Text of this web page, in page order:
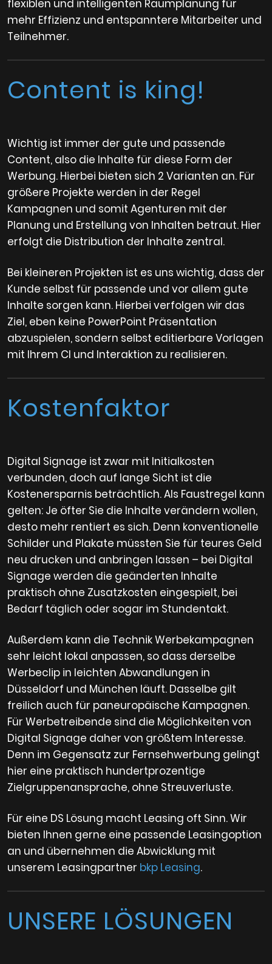
flexiblen und intelligenten Raumplanung für
mehr Effizienz und entspanntere Mitarbeiter und
Teilnehmer.
Content is king!
Wichtig ist immer der gute und passende
Content, also die Inhalte für diese Form der
Werbung. Hierbei bieten sich 2 Varianten an. Für
größere Projekte werden in der Regel
Kampagnen und somit Agenturen mit der
Planung und Erstellung von Inhalten betraut. Hier
erfolgt die Distribution der Inhalte zentral.
Bei kleineren Projekten ist es uns wichtig, dass der
Kunde selbst für passende und vor allem gute
Inhalte sorgen kann. Hierbei verfolgen wir das
Ziel, eben keine PowerPoint Präsentation
abzuspielen, sondern selbst editierbare Vorlagen
mit Ihrem CI und Interaktion zu realisieren.
Kostenfaktor
Digital Signage ist zwar mit Initialkosten
verbunden, doch auf lange Sicht ist die
Kostenersparnis beträchtlich. Als Faustregel kann
gelten: Je öfter Sie die Inhalte verändern wollen,
desto mehr rentiert es sich. Denn konventionelle
Schilder und Plakate müssten Sie für teures Geld
neu drucken und anbringen lassen – bei Digital
Signage werden die geänderten Inhalte
praktisch ohne Zusatzkosten eingespielt, bei
Bedarf täglich oder sogar im Stundentakt.
Außerdem kann die Technik Werbekampagnen
sehr leicht lokal anpassen, so dass derselbe
Werbeclip in leichten Abwandlungen in
Düsseldorf und München läuft. Dasselbe gilt
freilich auch für paneuropäische Kampagnen.
Für Werbetreibende sind die Möglichkeiten von
Digital Signage daher von größtem Interesse.
Denn im Gegensatz zur Fernsehwerbung gelingt
hier eine praktisch hundertprozentige
Zielgruppenansprache, ohne Streuverluste.
Für eine DS Lösung macht Leasing oft Sinn. Wir
bieten Ihnen gerne eine passende Leasingoption
an und übernehmen die Abwicklung mit
unserem Leasingpartner bkp Leasing.
UNSERE LÖSUNGEN